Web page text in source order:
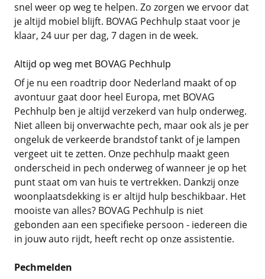
snel weer op weg te helpen. Zo zorgen we ervoor dat
je altijd mobiel blijft. BOVAG Pechhulp staat voor je
klaar, 24 uur per dag, 7 dagen in de week.
Altijd op weg met BOVAG Pechhulp
Of je nu een roadtrip door Nederland maakt of op
avontuur gaat door heel Europa, met BOVAG
Pechhulp ben je altijd verzekerd van hulp onderweg.
Niet alleen bij onverwachte pech, maar ook als je per
ongeluk de verkeerde brandstof tankt of je lampen
vergeet uit te zetten. Onze pechhulp maakt geen
onderscheid in pech onderweg of wanneer je op het
punt staat om van huis te vertrekken. Dankzij onze
woonplaatsdekking is er altijd hulp beschikbaar. Het
mooiste van alles? BOVAG Pechhulp is niet
gebonden aan een specifieke persoon - iedereen die
in jouw auto rijdt, heeft recht op onze assistentie.
Pechmelden